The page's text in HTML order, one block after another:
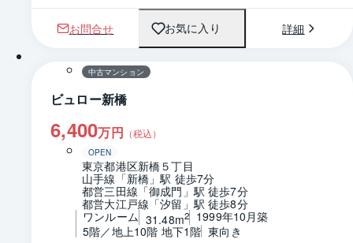
お問合せ お気に入り 詳細
1 / 0 間取り
中古マンション
ビュロー新橋
6,400万円 （税込）
OPEN
東京都港区新橋５丁目
山手線「新橋」駅 徒歩7分
都営三田線「御成門」駅 徒歩7分
都営大江戸線「汐留」駅 徒歩8分
ワンルーム 31.48m2
1999年10月築
5階／地上10階 地下1階 東向き